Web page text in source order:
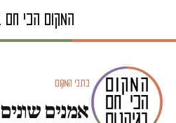
כתבי המקום
אמנים שונים